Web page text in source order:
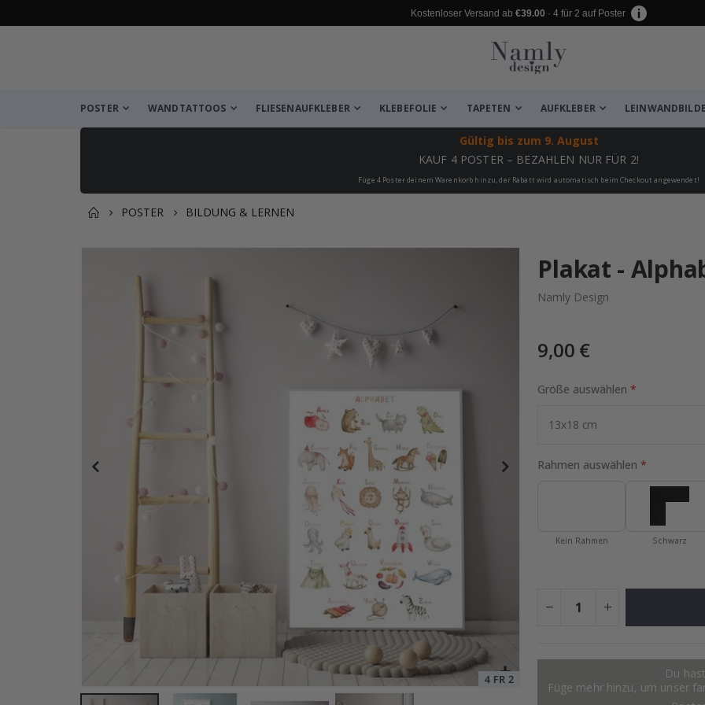
Kostenloser Versand ab €39.00 · 4 für 2 auf Poster
POSTER WANDTATTOOS FLIESENAUFKLEBER KLEBEFOLIE TAPETEN AUFKLEBER
Gültig bis zum 9. August
KAUF 4 POSTER – BEZAHLEN NUR FÜR 2!
Füge 4 Poster deinem Warenkorb hinzu, der Rabatt wird automatisch beim Checkout angewendet!
POSTER BILDUNG & LERNEN
Sie könnten auch darunter leiden ✔
Poster - Rakete und Astronauten / 3er-Set
25,00 €
Plakat -
Namly Design
9,00 €
Größe auswählen
Rahmen auswählen
Kein Rahmen Schwarz
Du
Füge mehr hinzu, um unser